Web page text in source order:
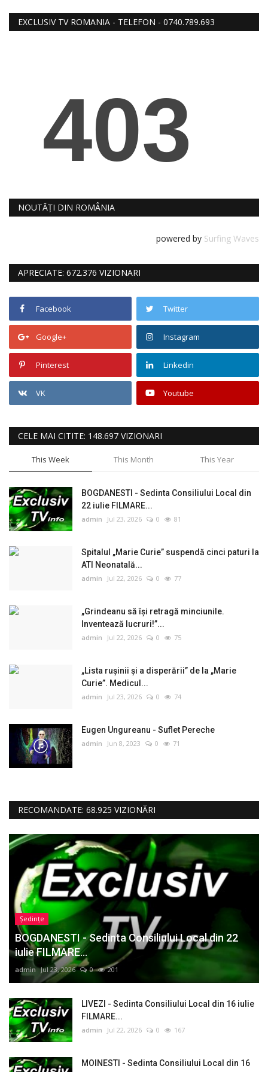
RELIGIE
EXCLUSIV TV ROMANIA - TELEFON - 0740.789.693
NOUTĂȚI DIN ROMÂNIA
powered by Surfing Waves
APRECIATE: 672.376 VIZIONARI
Facebook Twitter
Google+ Instagram
Pinterest Linkedin
VK Youtube
CELE MAI CITITE: 148.697 VIZIONARI
This Week This Month This Year
BOGDANESTI - Sedinta Consiliului Local din
22 iulie FILMARE...
admin Jul 23, 2026 0 81
Spitalul „Marie Curie” suspendă cinci paturi la
ATI Neonatală...
admin Jul 22, 2026 0 77
„Grindeanu să își retragă minciunile.
Inventează lucruri!”...
admin Jul 22, 2026 0 75
„Lista rușinii și a disperării” de la „Marie
Curie”. Medicul...
admin Jul 23, 2026 0 74
Eugen Ungureanu - Suflet Pereche
admin Jun 8, 2023 0 71
RECOMANDATE: 68.925 VIZIONĂRI
Ședințe
BOGDANESTI - Sedinta Consiliului Local din 22
iulie FILMARE...
admin Jul 23, 2026 0 201
LIVEZI - Sedinta Consiliului Local din 16 iulie
FILMARE...
admin Jul 22, 2026 0 167
MOINESTI - Sedinta Consiliului Local din 16